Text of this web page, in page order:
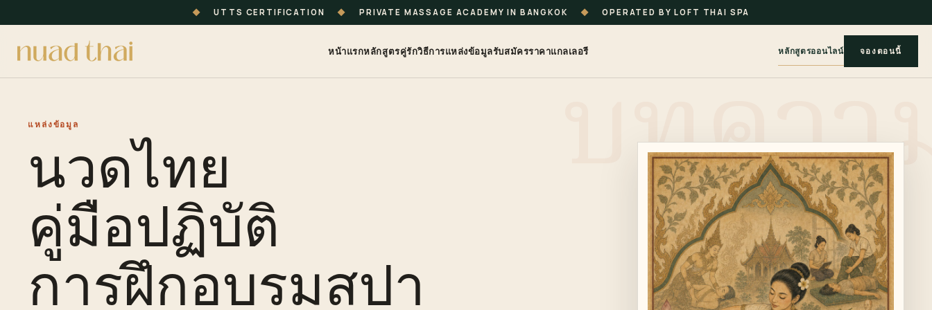
◆ UTTS CERTIFICATION ◆ PRIVATE MASSAGE ACADEMY IN BANGKOK ◆ OPERATED BY LOFT THAI SPA
หน้าแรกหลักสูตรคู่รักวิธีการแหล่งข้อมูลรับสมัครราคาแกลเลอรี หลักสูตรออนไลน์ จองตอนนี้
แหล่งข้อมูล
นวดไทย
คู่มือปฏิบัติ
การฝึกอบรมสปา